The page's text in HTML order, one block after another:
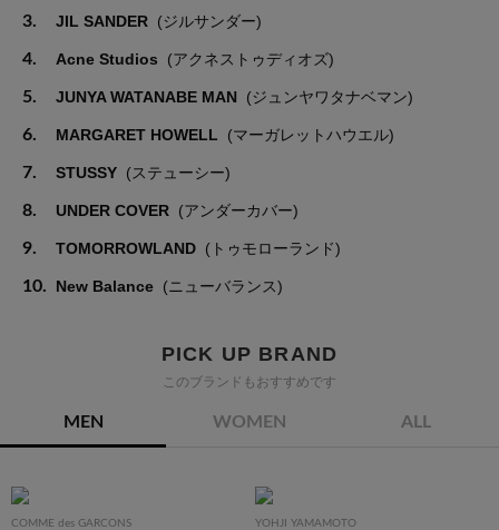
3. JIL SANDER (ジルサンダー)
4. Acne Studios (アクネストゥディオズ)
5. JUNYA WATANABE MAN (ジュンヤワタナベマン)
6. MARGARET HOWELL (マーガレットハウエル)
7. STUSSY (ステューシー)
8. UNDER COVER (アンダーカバー)
9. TOMORROWLAND (トゥモローランド)
10. New Balance (ニューバランス)
PICK UP BRAND
このブランドもおすすめです
MEN WOMEN ALL
COMME des GARCONS YOHJI YAMAMOTO